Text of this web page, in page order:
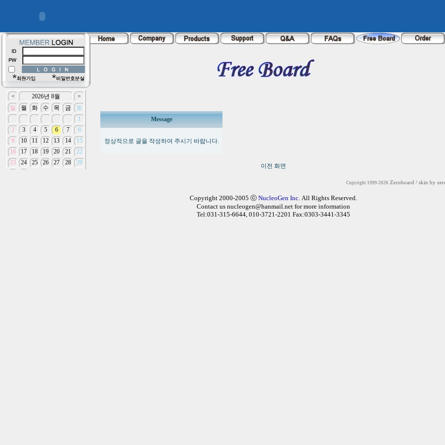
Message
정상적으로 글을 작성하여 주시기 바랍니다.
이전 화면
Copyright 1999-2026 Zeroboard / skin by
Copyright 2000-2005 ⓒ NucleoGen Inc. All Rights Reserved.
Contact us nucleogen@hanmail.netfor more information
Tel:031-315-6644, 010-3721-2201 Fax:0303-3441-3345